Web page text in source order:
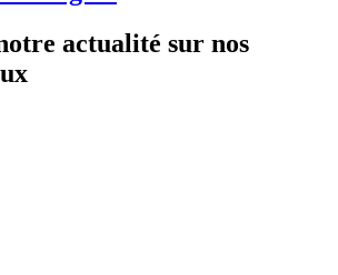
actualité sur nos